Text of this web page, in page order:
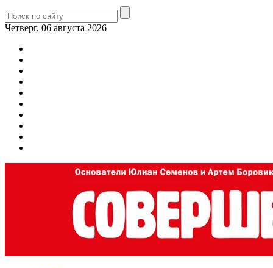
Четверг, 06 августа 2026